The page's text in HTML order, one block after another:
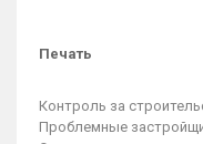
Печать
Контроль за
Проблемные